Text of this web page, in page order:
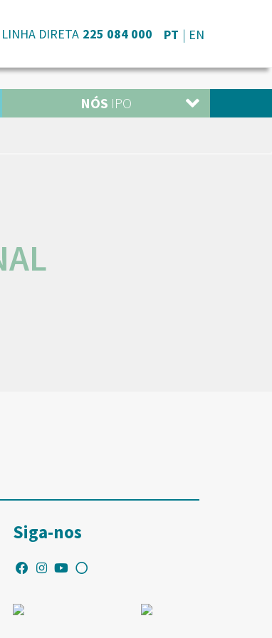
LINHA DIRETA 225 084 000 PT EN
NÓS IPO
Siga-nos